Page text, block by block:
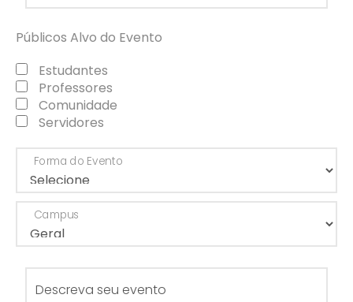
Públicos Alvo do Evento
Estudantes
Professores
Comunidade
Servidores
Forma do Evento
Campus
Descreva seu evento